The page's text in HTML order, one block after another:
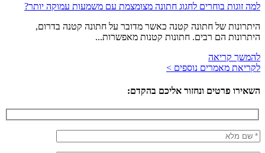
למה זוגות בוחרים לחגוג חתונה מצומצמת עם משמעות עמוקה יותר?
היתרונות של חתונה קטנה כאשר מדובר על חתונה קטנה בדרום,
היתרונות הם רבים. חתונות קטנות מאפשרות...
להמשך קריאה
לקריאת מאמרים נוספים >
השאירו פרטים ונחזור אליכם בהקדם: